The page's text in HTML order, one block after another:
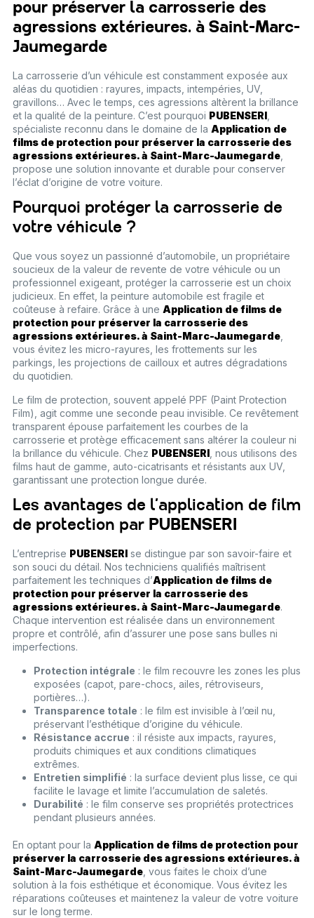
pour préserver la carrosserie des
agressions extérieures. à Saint-Marc-
Jaumegarde
La carrosserie d’un véhicule est constamment exposée aux
aléas du quotidien : rayures, impacts, intempéries, UV,
gravillons… Avec le temps, ces agressions altèrent la brillance
et la qualité de la peinture. C’est pourquoi PUBENSERI,
spécialiste reconnu dans le domaine de la Application de
films de protection pour préserver la carrosserie des
agressions extérieures. à Saint-Marc-Jaumegarde,
propose une solution innovante et durable pour conserver
l’éclat d’origine de votre voiture.
Pourquoi protéger la carrosserie de
votre véhicule ?
Que vous soyez un passionné d’automobile, un propriétaire
soucieux de la valeur de revente de votre véhicule ou un
professionnel exigeant, protéger la carrosserie est un choix
judicieux. En effet, la peinture automobile est fragile et
coûteuse à refaire. Grâce à une Application de films de
protection pour préserver la carrosserie des
agressions extérieures. à Saint-Marc-Jaumegarde,
vous évitez les micro-rayures, les frottements sur les
parkings, les projections de cailloux et autres dégradations
du quotidien.
Le film de protection, souvent appelé PPF (Paint Protection
Film), agit comme une seconde peau invisible. Ce revêtement
transparent épouse parfaitement les courbes de la
carrosserie et protège efficacement sans altérer la couleur ni
la brillance du véhicule. Chez PUBENSERI, nous utilisons des
films haut de gamme, auto-cicatrisants et résistants aux UV,
garantissant une protection longue durée.
Les avantages de l’application de film
de protection par PUBENSERI
L’entreprise PUBENSERIse distingue par son savoir-faire et
son souci du détail. Nos techniciens qualifiés maîtrisent
parfaitement les techniques d’Application de films de
protection pour préserver la carrosserie des
agressions extérieures. à Saint-Marc-Jaumegarde.
Chaque intervention est réalisée dans un environnement
propre et contrôlé, afin d’assurer une pose sans bulles ni
imperfections.
Protection intégrale : le film recouvre les zones les plus
exposées (capot, pare-chocs, ailes, rétroviseurs,
portières…).
Transparence totale : le film est invisible à l’œil nu,
préservant l’esthétique d’origine du véhicule.
Résistance accrue : il résiste aux impacts, rayures,
produits chimiques et aux conditions climatiques
extrêmes.
Entretien simplifié : la surface devient plus lisse, ce qui
facilite le lavage et limite l’accumulation de saletés.
Durabilité : le film conserve ses propriétés protectrices
pendant plusieurs années.
En optant pour la Application de films de protection pour
préserver la carrosserie des agressions extérieures. à
Saint-Marc-Jaumegarde, vous faites le choix d’une
solution à la fois esthétique et économique. Vous évitez les
réparations coûteuses et maintenez la valeur de votre voiture
sur le long terme.